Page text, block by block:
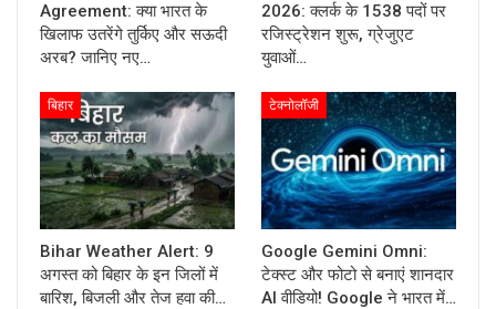
Agreement: क्या भारत के
खिलाफ उतरेंगे तुर्किए और सऊदी
अरब? जानिए नए…
2026: क्लर्क के 1538 पदों पर
रजिस्ट्रेशन शुरू, ग्रेजुएट
युवाओं…
बिहार
Bihar Weather Alert: 9
अगस्त को बिहार के इन जिलों में
बारिश, बिजली और तेज हवा की…
टेक्नोलॉजी
Google Gemini Omni:
टेक्स्ट और फोटो से बनाएं शानदार
AI वीडियो! Google ने भारत में…